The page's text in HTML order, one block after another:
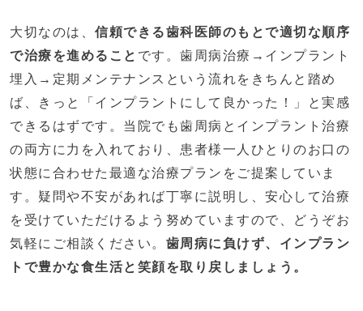
大切なのは、 信頼できる歯科医師のもとで適切な順序
で治療を進めること です。歯周病治療→インプラント
埋入→定期メンテナンスという流れをきちんと踏め
ば、きっと「インプラントにして良かった！」と実感
できるはずです。当院でも歯周病とインプラント治療
の両方に力を入れており、患者様一人ひとりのお口の
状態に合わせた最適な治療プランをご提案していま
す。疑問や不安があれば丁寧に説明し、安心して治療
を受けていただけるよう努めていますので、どうぞお
気軽にご相談ください。 歯周病に負けず、インプラン
トで豊かな食生活と笑顔を取り戻しましょう。